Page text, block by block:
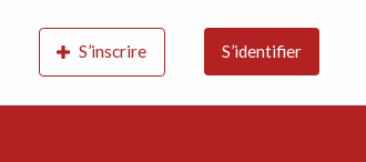
S’inscrire S’identifier